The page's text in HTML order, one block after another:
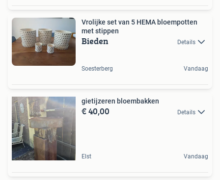
Vrolijke set van 5 HEMA bloempotten
met stippen
Bieden Details
Soesterberg Vandaag
gietijzeren bloembakken
€ 40,00 Details
Elst Vandaag